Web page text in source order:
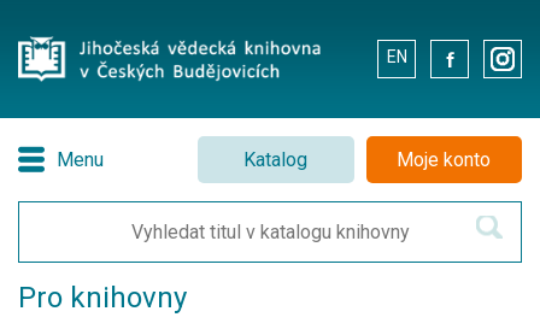
EN . .
Menu Katalog Moje konto
Pro knihovny